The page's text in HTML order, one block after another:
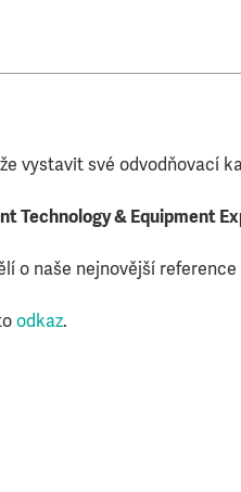
vystavit své odvodňovací
& Equipment
o naše nejnovější
odkaz.